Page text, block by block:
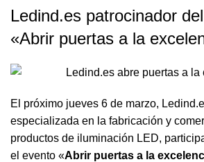
Ledind.es patrocinador
«Abrir puertas a la
El próximo jueves 6 de marzo,
especializada en la fabricación y
productos de iluminación LED,
el evento «Abrir puertas a la